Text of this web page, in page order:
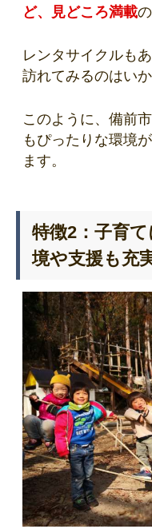
ど、見どころ満載
レンタサイクルも
訪れてみるのはいか
このように、備前
もぴったりな環境
ます。
特徴2：子育
境や支援も充